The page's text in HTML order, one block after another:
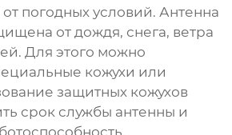
погодных условий. Антенна
от дождя, снега, ветра
Для этого можно
кожухи или
защитных кожухов
срок службы антенны и